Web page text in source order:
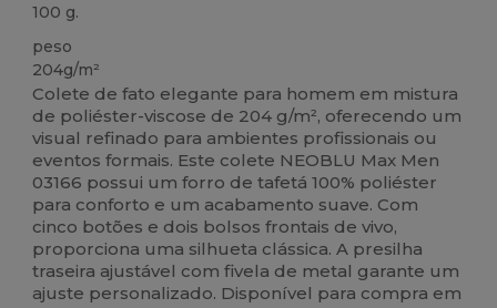
100 g.
peso
204g/m²
Colete de fato elegante para homem em mistura
de poliéster-viscose de 204 g/m², oferecendo um
visual refinado para ambientes profissionais ou
eventos formais. Este colete NEOBLU Max Men
03166 possui um forro de tafetá 100% poliéster
para conforto e um acabamento suave. Com
cinco botões e dois bolsos frontais de vivo,
proporciona uma silhueta clássica. A presilha
traseira ajustável com fivela de metal garante um
ajuste personalizado. Disponível para compra em